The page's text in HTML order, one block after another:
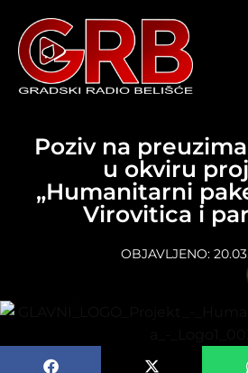
Poziv na
u okviru
„Humanitarni
Virovitica i
OBJAVLJENO: